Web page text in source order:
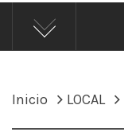
Inicio LOCAL